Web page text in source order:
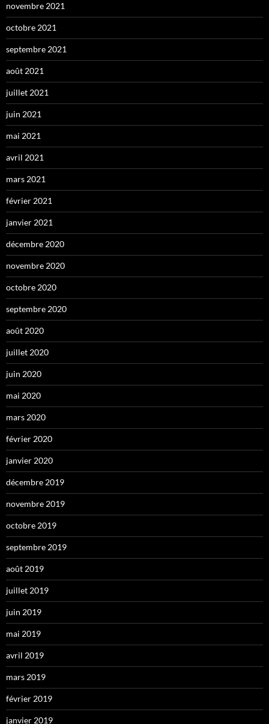
novembre 2021
octobre 2021
septembre 2021
août 2021
juillet 2021
juin 2021
mai 2021
avril 2021
mars 2021
février 2021
janvier 2021
décembre 2020
novembre 2020
octobre 2020
septembre 2020
août 2020
juillet 2020
juin 2020
mai 2020
mars 2020
février 2020
janvier 2020
décembre 2019
novembre 2019
octobre 2019
septembre 2019
août 2019
juillet 2019
juin 2019
mai 2019
avril 2019
mars 2019
février 2019
janvier 2019